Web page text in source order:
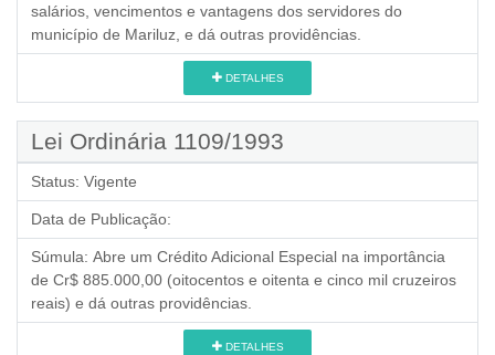
salários, vencimentos e vantagens dos servidores do
município de Mariluz, e dá outras providências.
DETALHES
Lei Ordinária 1109/1993
Status: Vigente
Data de Publicação:
Súmula: Abre um Crédito Adicional Especial na importância
de Cr$ 885.000,00 (oitocentos e oitenta e cinco mil cruzeiros
reais) e dá outras providências.
DETALHES